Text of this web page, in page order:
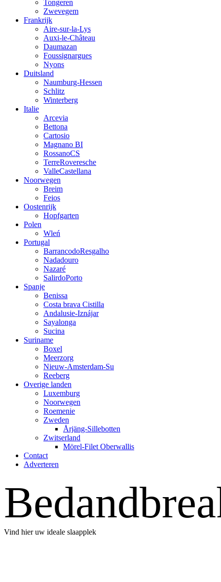
Tongeren
Zwevegem
Frankrijk
Aire-sur-la-Lys
Auxi-le-Château
Daumazan
Foussignargues
Nyons
Duitsland
Naumburg-Hessen
Schlitz
Winterberg
Italie
Arcevia
Bettona
Cartosio
Magnano BI
RossanoCS
TerreRoveresche
ValleCastellana
Noorwegen
Breim
Feios
Oostenrijk
Hopfgarten
Polen
Wleń
Portugal
BarrancodoResgalho
Nadadouro
Nazaré
SalirdoPorto
Spanje
Benissa
Costa brava Cistilla
Andalusie-Iznájar
Sayalonga
Sucina
Suriname
Boxel
Meerzorg
Nieuw-Amsterdam-Su
Reeberg
Overige landen
Luxemburg
Noorwegen
Roemenie
Zweden
Årjäng-Sillebotten
Zwitserland
Mörel-Filet Oberwallis
Contact
Adverteren
Vind hier uw ideale slaapplek